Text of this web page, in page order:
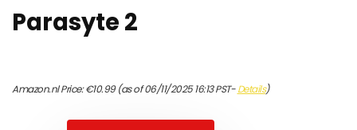
Parasyte 2
Amazon.nl Price:€10.99(as of 06/11/2025 16:13 PST-Details)